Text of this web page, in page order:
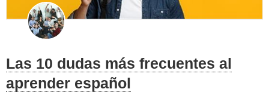
Las 10 dudas más frecuentes al
aprender español